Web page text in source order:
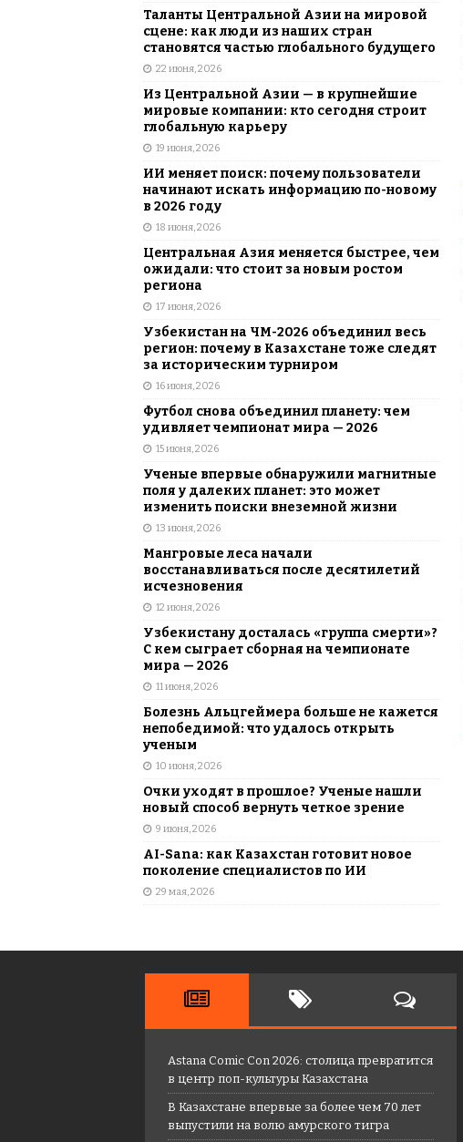
Таланты Центральной Азии на мировой
сцене: как люди из наших стран
становятся частью глобального будущего
22 июня, 2026
Из Центральной Азии — в крупнейшие
мировые компании: кто сегодня строит
глобальную карьеру
19 июня, 2026
ИИ меняет поиск: почему пользователи
начинают искать информацию по-новому
в 2026 году
18 июня, 2026
Центральная Азия меняется быстрее, чем
ожидали: что стоит за новым ростом
региона
17 июня, 2026
Узбекистан на ЧМ-2026 объединил весь
регион: почему в Казахстане тоже следят
за историческим турниром
16 июня, 2026
Футбол снова объединил планету: чем
удивляет чемпионат мира — 2026
15 июня, 2026
Ученые впервые обнаружили магнитные
поля у далеких планет: это может
изменить поиски внеземной жизни
13 июня, 2026
Мангровые леса начали
восстанавливаться после десятилетий
исчезновения
12 июня, 2026
Узбекистану досталась «группа смерти»?
С кем сыграет сборная на чемпионате
мира — 2026
11 июня, 2026
Болезнь Альцгеймера больше не кажется
непобедимой: что удалось открыть
ученым
10 июня, 2026
Очки уходят в прошлое? Ученые нашли
новый способ вернуть четкое зрение
9 июня, 2026
AI-Sana: как Казахстан готовит новое
поколение специалистов по ИИ
29 мая, 2026
Astana Comic Con 2026: столица превратится
в центр поп-культуры Казахстана
В Казахстане впервые за более чем 70 лет
выпустили на волю амурского тигра